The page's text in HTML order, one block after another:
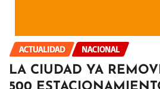
ACTUALIDAD NACIONAL
LA CIUDAD YA